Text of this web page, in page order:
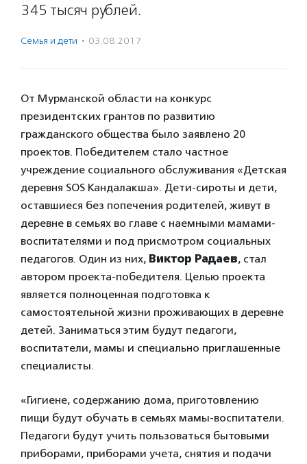
345 тысяч рублей.
Семья и дети · 03.08.2017
От Мурманской области на конкурс
президентских грантов по развитию
гражданского общества было заявлено 20
проектов. Победителем стало частное
учреждение социального обслуживания «Детская
деревня SOS Кандалакша». Дети-сироты и дети,
оставшиеся без попечения родителей, живут в
деревне в семьях во главе с наемными мамами-
воспитателями и под присмотром социальных
педагогов. Один из них, Виктор Радаев, стал
автором проекта-победителя. Целью проекта
является полноценная подготовка к
самостоятельной жизни проживающих в деревне
детей. Заниматься этим будут педагоги,
воспитатели, мамы и специально приглашенные
специалисты.
«Гигиене, содержанию дома, приготовлению
пищи будут обучать в семьях мамы-воспитатели.
Педагоги будут учить пользоваться бытовыми
приборами, приборами учета, снятия и подачи